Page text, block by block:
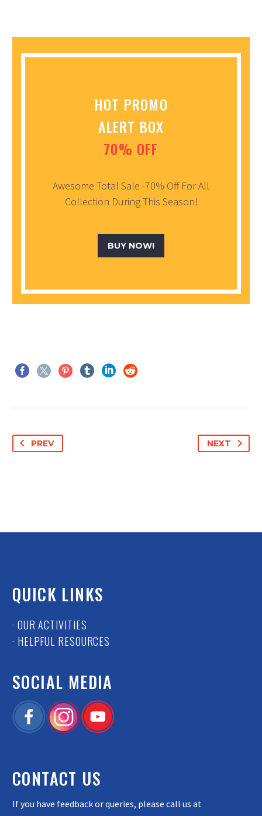
HOT PROMO
ALERT BOX
70% OFF
Awesome Total Sale -70% Off For All
Collection During This Season!
BUY NOW!
PREV NEXT
QUICK LINKS
· OUR ACTIVITIES
· HELPFUL RESOURCES
SOCIAL MEDIA
CONTACT US
If you have feedback or queries, please call us at